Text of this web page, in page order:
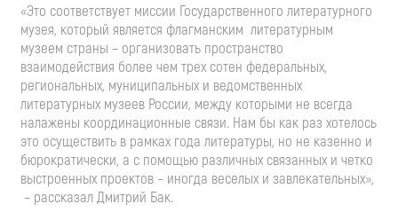
«Это соответствует миссии Государственного литературного
музея, который является флагманским литературным
музеем страны – организовать пространство
взаимодействия более чем трех сотен федеральных,
региональных, муниципальных и ведомственных
литературных музеев России, между которыми не всегда
налажены координационные связи. Нам бы как раз хотелось
это осуществить в рамках года литературы, но не казенно и
бюрократически, а с помощью различных связанных и четко
выстроенных проектов – иногда веселых и завлекательных»,
– рассказал Дмитрий Бак.